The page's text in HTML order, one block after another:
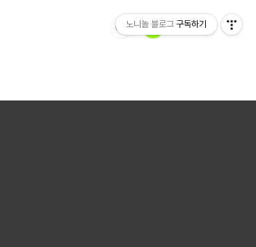
노니놀 블로그 구독하기